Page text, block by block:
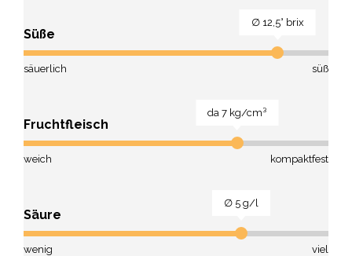
Süße
∅ 12,5° brix
säuerlich süß
Fruchtfleisch
da 7 kg/cm³
weich kompaktfest
Säure
∅ 5 g/l
wenig viel